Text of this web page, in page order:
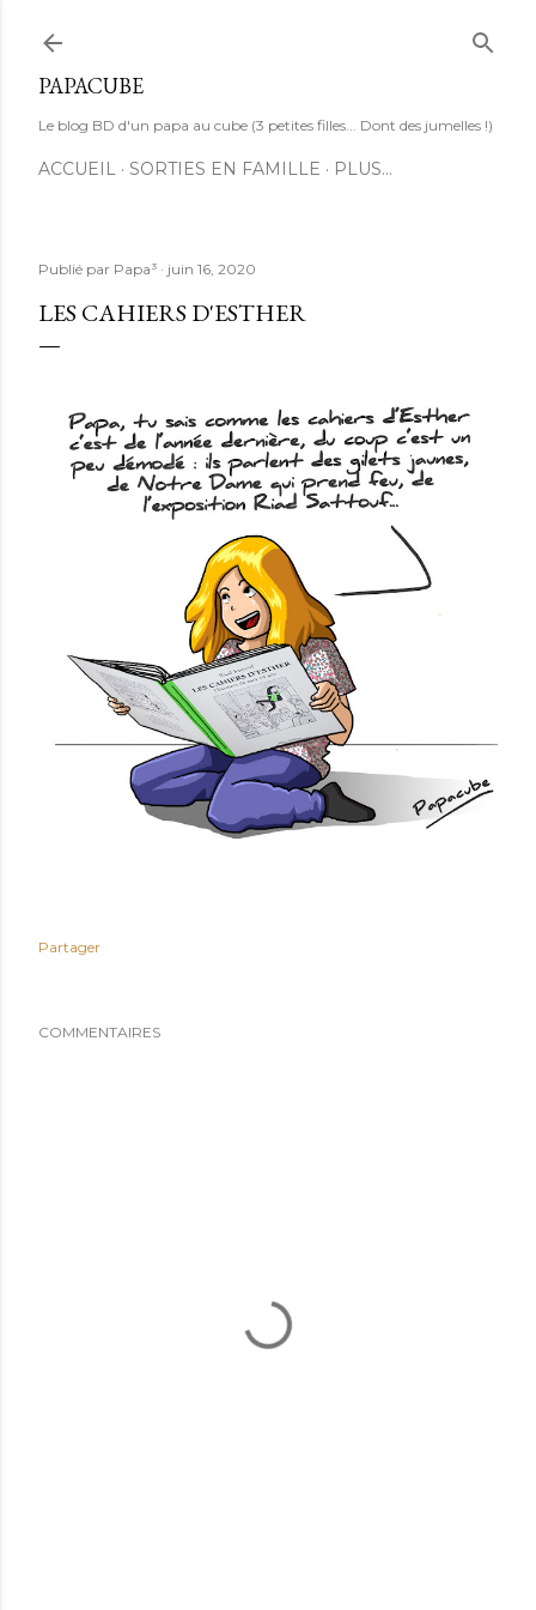
PAPACUBE
Le blog BD d'un papa au cube (3 petites filles... Dont des jumelles !)
ACCUEIL SORTIES EN FAMILLE PLUS…
Publié par Papa³ juin 16, 2020
LES CAHIERS D'ESTHER
Partager
COMMENTAIRES